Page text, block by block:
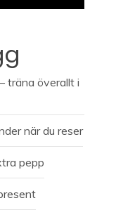
träna överallt i
när du reser
pepp